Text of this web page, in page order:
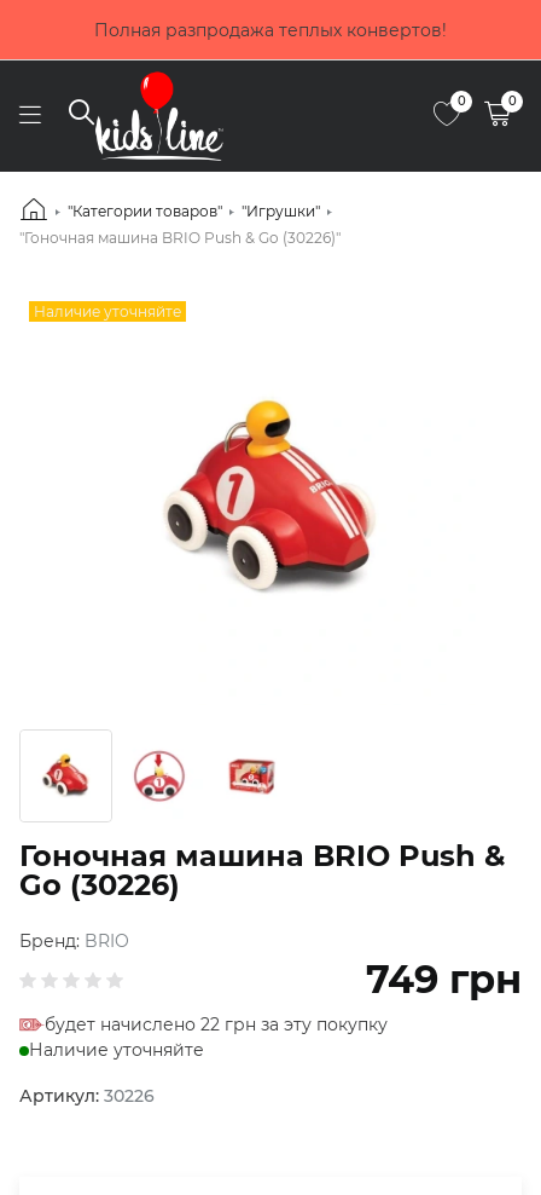
Полная разпродажа теплых конвертов!
0 0
"Категории товаров"
"Игрушки"
"Гоночная машина BRIO Push & Go (30226)"
Наличие уточняйте
Гоночная машина BRIO Push &
Go (30226)
Бренд: BRIO
749 грн
будет начислено 22 грн за эту покупку
Наличие уточняйте
Артикул: 30226